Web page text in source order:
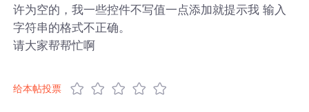
许为空的，我一些控件不写值一点添加就提示我 输入
字符串的格式不正确。
请大家帮帮忙啊
给本帖投票